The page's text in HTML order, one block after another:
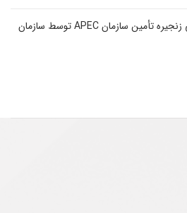
تسهیل اجرای طرح آزمایشی زنجیره تأمین سازمان APEC توسط سازمان